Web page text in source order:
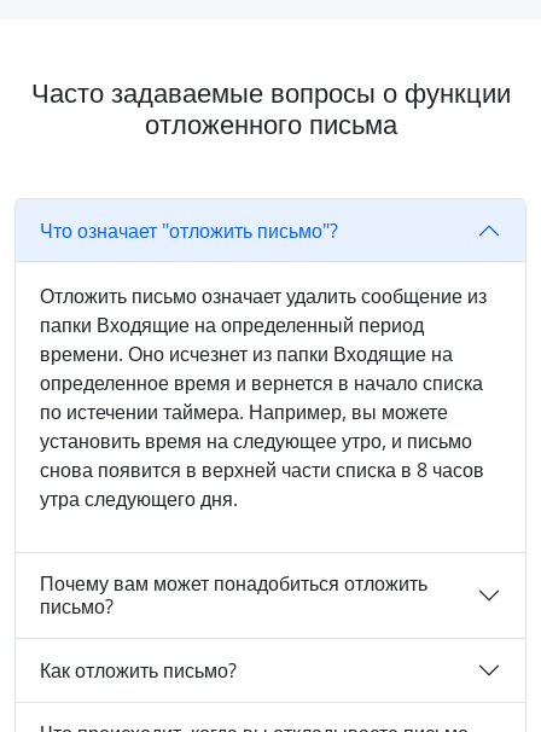
Часто задаваемые вопросы о функции
отложенного письма
Что означает "отложить письмо"?
Отложить письмо означает удалить сообщение из
папки Входящие на определенный период
времени. Оно исчезнет из папки Входящие на
определенное время и вернется в начало списка
по истечении таймера. Например, вы можете
установить время на следующее утро, и письмо
снова появится в верхней части списка в 8 часов
утра следующего дня.
Почему вам может понадобиться отложить
письмо?
Как отложить письмо?